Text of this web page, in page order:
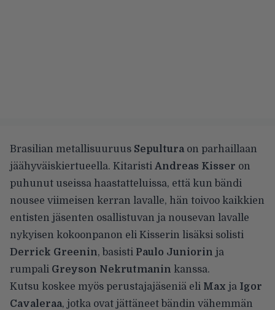
Brasilian metallisuuruus Sepultura on parhaillaan
jäähyväiskiertueella. Kitaristi Andreas Kisser on
puhunut useissa haastatteluissa, että kun bändi
nousee viimeisen kerran lavalle, hän toivoo kaikkien
entisten jäsenten osallistuvan ja nousevan lavalle
nykyisen kokoonpanon eli Kisserin lisäksi solisti
Derrick Greenin, basisti Paulo Juniorin ja
rumpali Greyson Nekrutmanin kanssa.
Kutsu koskee myös perustajajäseniä eli Max ja Igor
Cavaleraa, jotka ovat jättäneet bändin vähemmän